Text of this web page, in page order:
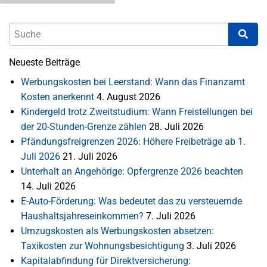
Neueste Beiträge
Werbungskosten bei Leerstand: Wann das Finanzamt
Kosten anerkennt 4. August 2026
Kindergeld trotz Zweitstudium: Wann Freistellungen bei
der 20-Stunden-Grenze zählen 28. Juli 2026
Pfändungsfreigrenzen 2026: Höhere Freibeträge ab 1.
Juli 2026 21. Juli 2026
Unterhalt an Angehörige: Opfergrenze 2026 beachten
14. Juli 2026
E-Auto-Förderung: Was bedeutet das zu versteuernde
Haushaltsjahreseinkommen? 7. Juli 2026
Umzugskosten als Werbungskosten absetzen:
Taxikosten zur Wohnungsbesichtigung 3. Juli 2026
Kapitalabfindung für Direktversicherung: